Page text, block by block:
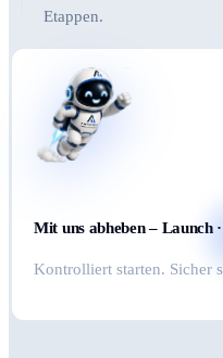
Etappen.
Mit uns abheben – Launch
Kontrolliert starten. Sicher